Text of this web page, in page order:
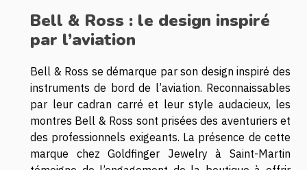
Bell & Ross : le design inspiré
par l’aviation
Bell & Ross se démarque par son design inspiré des
instruments de bord de l’aviation. Reconnaissables
par leur cadran carré et leur style audacieux, les
montres Bell & Ross sont prisées des aventuriers et
des professionnels exigeants. La présence de cette
marque chez Goldfinger Jewelry à Saint-Martin